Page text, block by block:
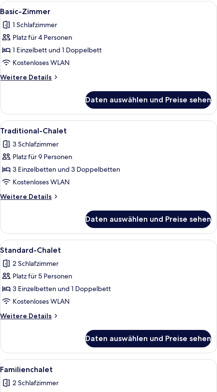
Alle
Fotos
für
Basic-
Zimmer
anzeigen
Eine Holzhütte mit zwei Betten,
6
Basic-Zimmer
1 Schlafzimmer
Platz für 4 Personen
1 Einzelbett und 1 Doppelbett
Kostenloses WLAN
Weitere Details
Weitere
Zimmer
Daten auswählen und Preise sehen
Alle
Fotos
für
Traditional-
Chalet
anzeigen
Ein Zimmer in einer Holzhütte mit
5
Traditional-Chalet
3 Schlafzimmer
Platz für 9 Personen
3 Einzelbetten und 3 Doppelbetten
Kostenloses WLAN
Weitere Details
Weitere
Chalet
Daten auswählen und Preise sehen
Alle
Fotos
für
Standard-
Chalet
anzeigen
Ein Zimmer in einer Holzhütte mit
5
Standard-Chalet
2 Schlafzimmer
Platz für 5 Personen
3 Einzelbetten und 1 Doppelbett
Kostenloses WLAN
Weitere Details
Weitere
Chalet
Daten auswählen und Preise sehen
Alle
Fotos
für
Ein gemütliches Holzblockhaus-
6
Familienchalet
2 Schlafzimmer